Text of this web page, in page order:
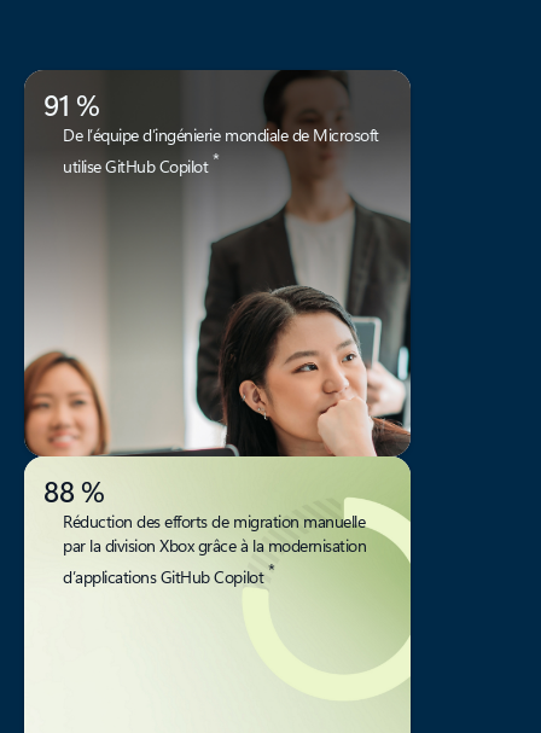
91 %
De l’équipe d’ingénierie mondiale de Microsoft
utilise GitHub Copilot*
88 %
Réduction des efforts de migration manuelle
par la division Xbox grâce à la modernisation
d’applications GitHub Copilot *